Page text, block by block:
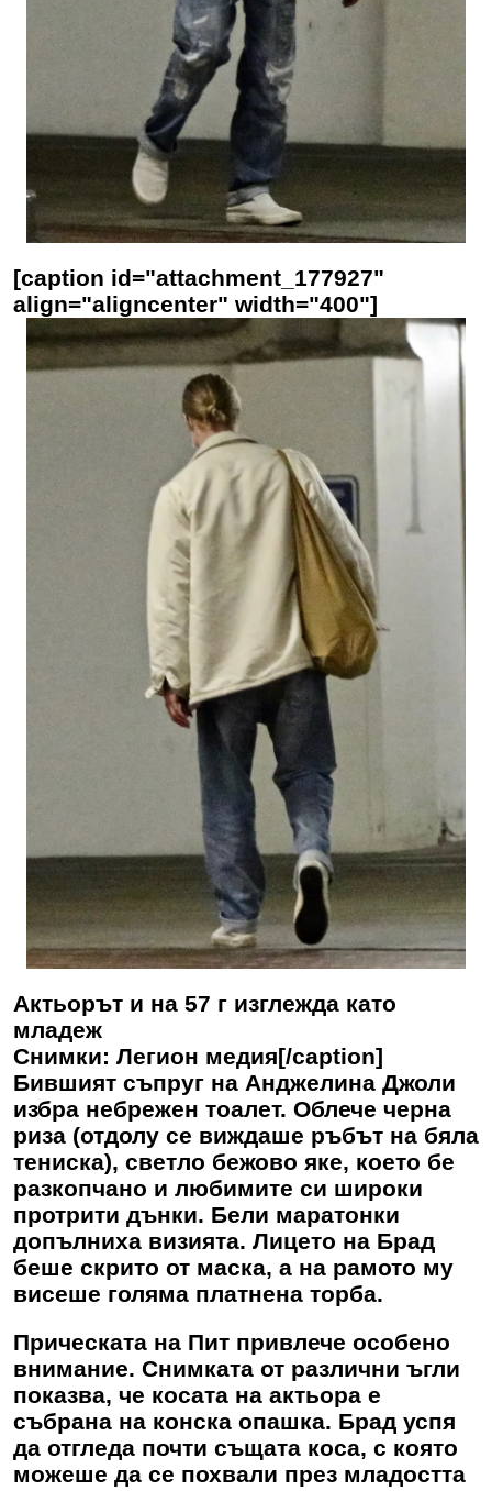
[caption id="attachment_177927"
align="aligncenter" width="400"]
Актьорът и на 57 г изглежда като
младеж
Снимки: Легион медия[/caption]
Бившият съпруг на Анджелина Джоли
избра небрежен тоалет. Облече черна
риза (отдолу се виждаше ръбът на бяла
тениска), светло бежово яке, което бе
разкопчано и любимите си широки
протрити дънки. Бели маратонки
допълниха визията. Лицето на Брад
беше скрито от маска, а на рамото му
висеше голяма платнена торба.
Прическата на Пит привлече особено
внимание. Снимката от различни ъгли
показва, че косата на актьора е
събрана на конска опашка. Брад успя
да отгледа почти същата коса, с която
можеше да се похвали през младостта